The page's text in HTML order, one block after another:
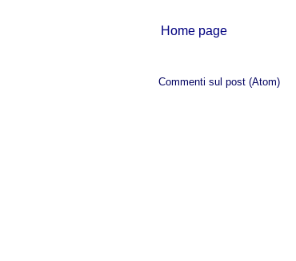
Home page
Commenti sul post (Atom)